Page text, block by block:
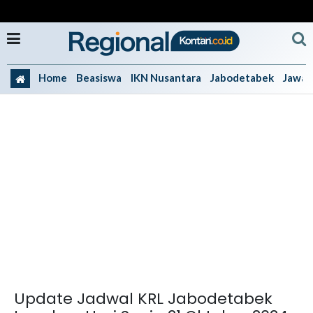
Home Beasiswa IKN Nusantara Jabodetabek Jawa
Update Jadwal KRL Jabodetabek